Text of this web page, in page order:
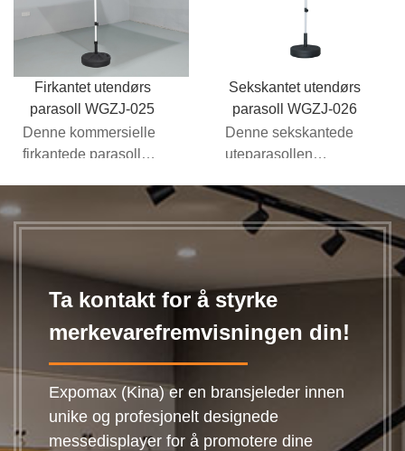
Firkantet utendørs
parasoll WGZJ-025
Denne kommersielle
firkantede parasollen
aluminiumsparasoller
Sekskantet utendørs
parasoll WGZJ-026
Denne sekskantede
uteparasollen
klassisk design med
seks paneler med en
Ta kontakt for å styrke
merkevarefremvisningen din!
Expomax (Kina) er en bransjeleder innen
unike og profesjonelt designede
messedisplayer for å promotere dine